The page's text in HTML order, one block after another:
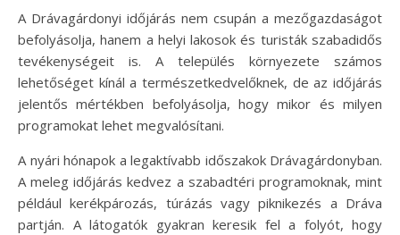
A Drávagárdonyi időjárás nem csupán a mezőgazdaságot
befolyásolja, hanem a helyi lakosok és turisták szabadidős
tevékenységeit is. A település környezete számos
lehetőséget kínál a természetkedvelőknek, de az időjárás
jelentős mértékben befolyásolja, hogy mikor és milyen
programokat lehet megvalósítani.
A nyári hónapok a legaktívabb időszakok Drávagárdonyban.
A meleg időjárás kedvez a szabadtéri programoknak, mint
például kerékpározás, túrázás vagy piknikezés a Dráva
partján. A látogatók gyakran keresik fel a folyót, hogy